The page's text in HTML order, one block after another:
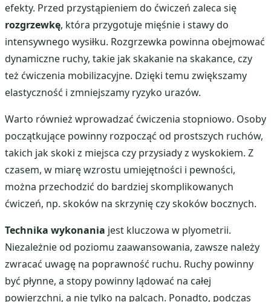
efekty. Przed przystąpieniem do ćwiczeń zaleca się
rozgrzewkę, która przygotuje mięśnie i stawy do
intensywnego wysiłku. Rozgrzewka powinna obejmować
dynamiczne ruchy, takie jak skakanie na skakance, czy
też ćwiczenia mobilizacyjne. Dzięki temu zwiększamy
elastyczność i zmniejszamy ryzyko urazów.
Warto również wprowadzać ćwiczenia stopniowo. Osoby
początkujące powinny rozpocząć od prostszych ruchów,
takich jak skoki z miejsca czy przysiady z wyskokiem. Z
czasem, w miarę wzrostu umiejętności i pewności,
można przechodzić do bardziej skomplikowanych
ćwiczeń, np. skoków na skrzynię czy skoków bocznych.
Technika wykonania jest kluczowa w plyometrii.
Niezależnie od poziomu zaawansowania, zawsze należy
zwracać uwagę na poprawność ruchu. Ruchy powinny
być płynne, a stopy powinny lądować na całej
powierzchni, a nie tylko na palcach. Ponadto, podczas